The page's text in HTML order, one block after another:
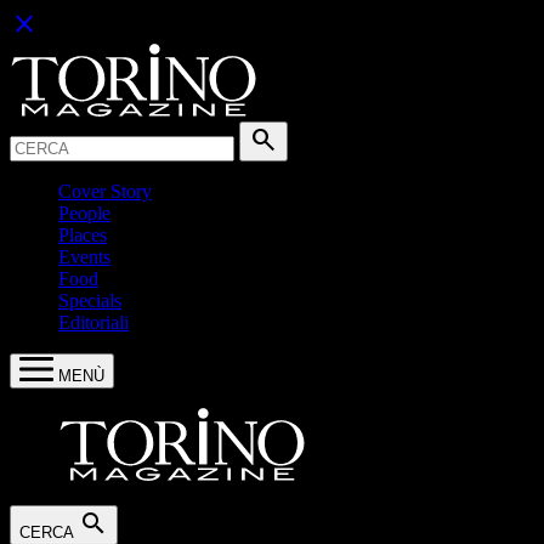
close
search
Cover Story
People
Places
Events
Food
Specials
Editoriali
MENÙ
CERCA search